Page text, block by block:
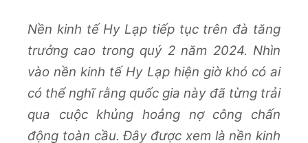
Nền kinh tế Hy Lạp tiếp tục trên đà tăng
trưởng cao trong quý 2 năm 2024. Nhìn
vào nền kinh tế Hy Lạp hiện giờ khó có ai
có thể nghĩ rằng quốc gia này đã từng trải
qua cuộc khủng hoảng nợ công chấn
động toàn cầu. Đây được xem là nền kinh